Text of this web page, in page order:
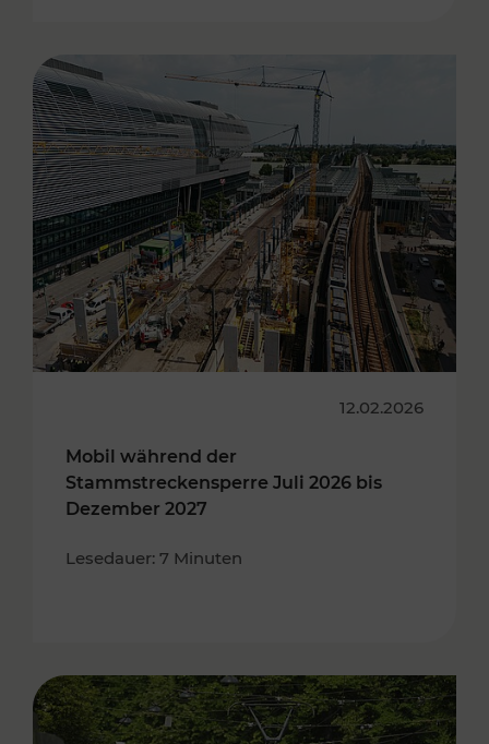
12.02.2026
Mobil während der
Stammstreckensperre Juli 2026 bis
Dezember 2027
Lesedauer: 7 Minuten